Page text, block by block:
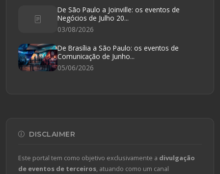
De São Paulo a Joinville: os eventos de
Negócios de Julho 20...
03/08/2026
De Brasília a São Paulo: os eventos de
Comunicação de Junho...
05/06/2026
DISCLAIMER
Este portal tem como objetivo exclusivamente a divulgação
de eventos de terceiros, atuando como um canal